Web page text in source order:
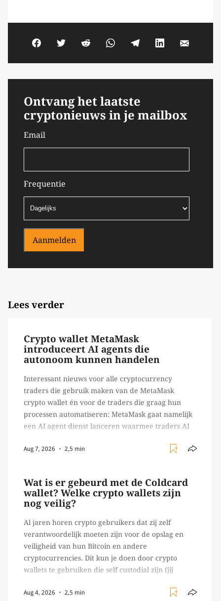
Ontvang het laatste
cryptonieuws in je mailbox
Email
Frequentie
Aanmelden
Lees verder
Crypto wallet MetaMask
introduceert AI agents die
autonoom kunnen handelen
Interessant nieuws voor alle cryptocurrency
traders die gebruik maken van de MetaMask
crypto wallet én voor de traders die graag hun
processen automatiseren: MetaMask gaat namelijk
een AI agent dienst lanceren waarmee traders AI
verrichten, zoals het daadwerkelijk uitvoeren van
Aug 7, 2026 2,5 min
Wat is er gebeurd met de Coldcard
wallet? Welke crypto wallets zijn
nog veilig?
Al jaren horen crypto gebruikers dat zij zelf
verantwoordelijk moeten zijn voor de opslag en
veiligheid van hun Bitcoin en andere
cryptocurrencies. Dit kun je doen door crypto
wallets te gebruiken die self custodial zijn (jij
Ledger of Trezor bijvoorbeeld. Echter, op 29 juli
Aug 4, 2026 2,5 min